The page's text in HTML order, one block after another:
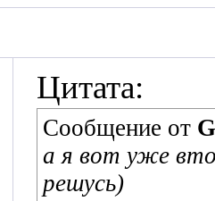
Цитата:
Сообщение от
а я вот уже
решусь)